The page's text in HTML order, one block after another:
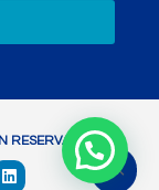
RESERVADOS